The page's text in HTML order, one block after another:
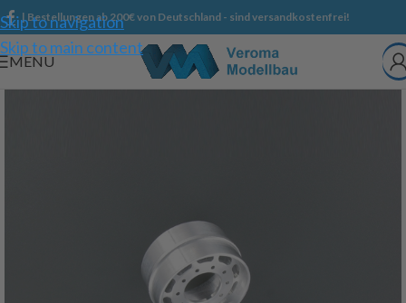
Skip to navigation
Skip to main content
| Bestellungen ab 200€ von Deutschland - sind versandkostenfrei!
MENU